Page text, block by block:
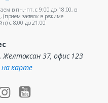
в пн.-пт. c 9:00 до 18:00, в
(прием заявок в режиме
c 8:00 до 21:00
37, офис 123
карте